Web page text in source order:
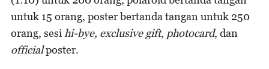
untuk 15 orang, poster bertanda tangan untuk 250
orang, sesi hi-bye, exclusive gift, photocard, dan
officialposter.